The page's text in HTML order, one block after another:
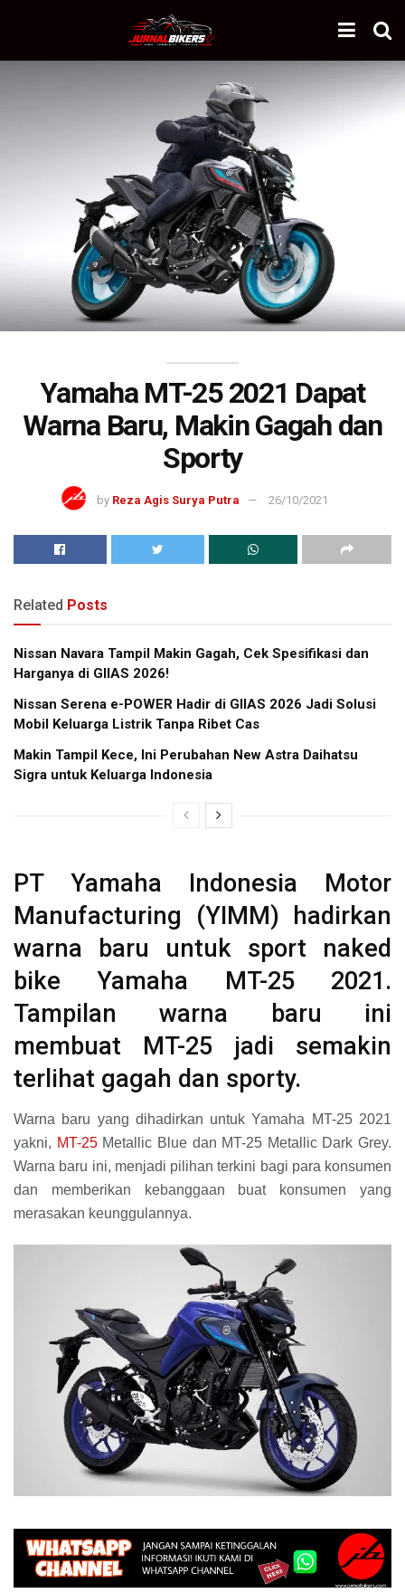
Yamaha MT-25 2021 Dapat
Warna Baru, Makin Gagah dan
Sporty
by Reza Agis Surya Putra 26/10/2021
Related Posts
Nissan Navara Tampil Makin Gagah, Cek Spesifikasi dan
Harganya di GIIAS 2026!
Nissan Serena e-POWER Hadir di GIIAS 2026 Jadi Solusi
Mobil Keluarga Listrik Tanpa Ribet Cas
Makin Tampil Kece, Ini Perubahan New Astra Daihatsu
Sigra untuk Keluarga Indonesia
PT Yamaha Indonesia Motor
Manufacturing (YIMM) hadirkan
warna baru untuk sport naked
bike Yamaha MT-25 2021.
Tampilan warna baru ini
membuat MT-25 jadi semakin
terlihat gagah dan sporty.
Warna baru yang dihadirkan untuk Yamaha MT-25 2021
yakni, MT-25Metallic Blue dan MT-25 Metallic Dark Grey.
Warna baru ini, menjadi pilihan terkini bagi para konsumen
dan memberikan kebanggaan buat konsumen yang
merasakan keunggulannya.